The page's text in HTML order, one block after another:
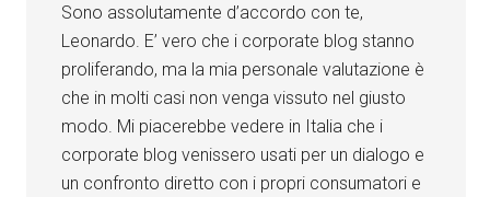
Sono assolutamente d’accordo con te,
Leonardo. E’ vero che i corporate blog stanno
proliferando, ma la mia personale valutazione è
che in molti casi non venga vissuto nel giusto
modo. Mi piacerebbe vedere in Italia che i
corporate blog venissero usati per un dialogo e
un confronto diretto con i propri consumatori e